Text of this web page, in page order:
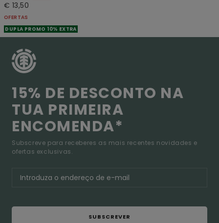
€ 13,50
OFERTAS
DUPLA PROMO 10% EXTRA
15% DE DESCONTO NA
TUA PRIMEIRA
ENCOMENDA*
Subscreve para receberes as mais recentes novidades e
ofertas exclusivas.
SUBSCREVER